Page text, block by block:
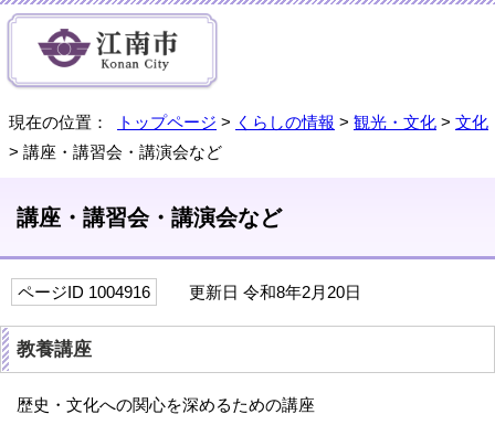
現在の位置： トップページ > くらしの情報 > 観光・文化 > 文化
> 講座・講習会・講演会など
講座・講習会・講演会など
ページID 1004916 更新日 令和8年2月20日
教養講座
歴史・文化への関心を深めるための講座